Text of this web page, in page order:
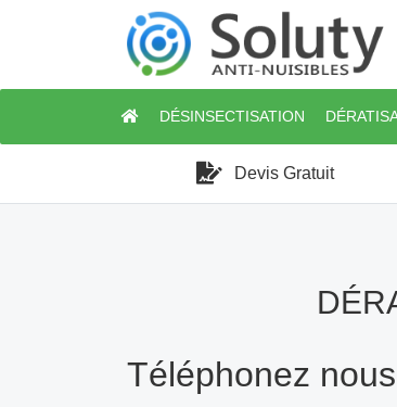
DÉSINSECTISATION
Devis Gratuit
Téléphonez